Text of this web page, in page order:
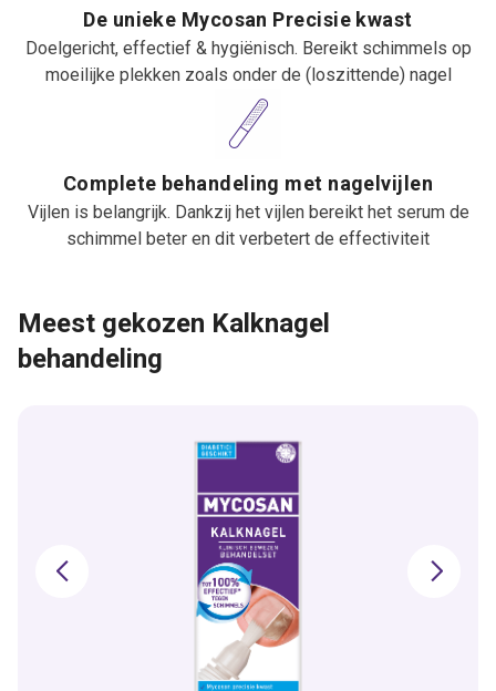
De unieke Mycosan Precisie kwast
Doelgericht, effectief & hygiënisch. Bereikt schimmels op
moeilijke plekken zoals onder de (loszittende) nagel
Complete behandeling met nagelvijlen
Vijlen is belangrijk. Dankzij het vijlen bereikt het serum de
schimmel beter en dit verbetert de effectiviteit
Meest gekozen Kalknagel
behandeling